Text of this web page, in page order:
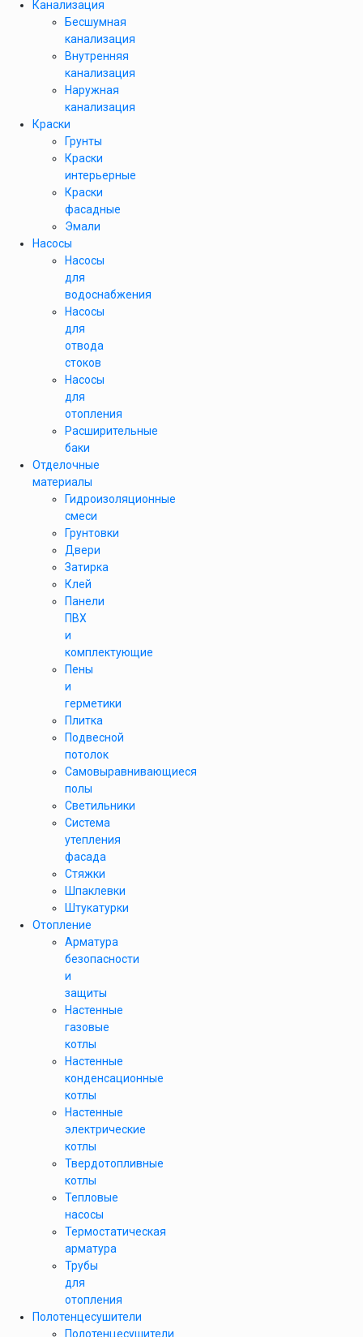
Канализация
Бесшумная
канализация
Внутренняя
канализация
Наружная
канализация
Краски
Грунты
Краски
интерьерные
Краски
фасадные
Эмали
Насосы
Насосы
для
водоснабжения
Насосы
для
отвода
стоков
Насосы
для
отопления
Расширительные
баки
Отделочные
материалы
Гидроизоляционные
смеси
Грунтовки
Двери
Затирка
Клей
Панели
ПВХ
и
комплектующие
Пены
и
герметики
Плитка
Подвесной
потолок
Самовыравнивающиеся
полы
Светильники
Система
утепления
фасада
Стяжки
Шпаклевки
Штукатурки
Отопление
Арматура
безопасности
и
защиты
Настенные
газовые
котлы
Настенные
конденсационные
котлы
Настенные
электрические
котлы
Твердотопливные
котлы
Тепловые
насосы
Термостатическая
арматура
Трубы
для
отопления
Полотенцесушители
Полотенцесушители